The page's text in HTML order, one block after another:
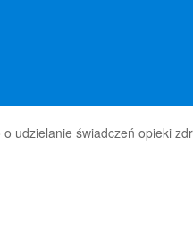
udzielanie świadczeń opieki